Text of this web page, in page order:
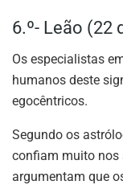
6.º- Leão (22
Os especialistas
humanos deste
egocêntricos.
Segundo os
confiam muito nos
argumentam que